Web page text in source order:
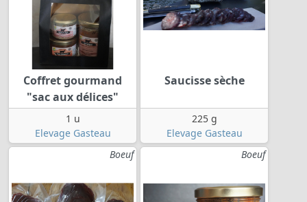
Coffret gourmand
"sac aux délices"
1 u
Elevage Gasteau
Saucisse sèche
225 g
Elevage Gasteau
Boeuf
Boeuf